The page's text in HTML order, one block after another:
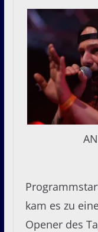
kam es zu
Opener des